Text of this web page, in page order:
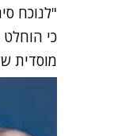
"לנוכח
כי
מוסדית של המכללה